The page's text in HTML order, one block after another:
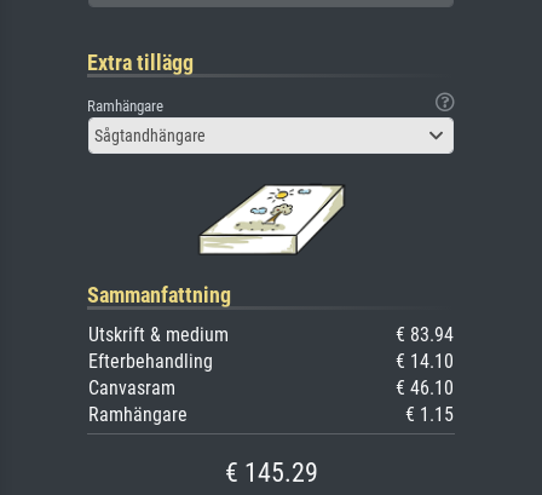
Extra tillägg
Ramhängare
Sågtandhängare
Sammanfattning
Utskrift & medium
€ 83.94
Efterbehandling
€ 14.10
Canvasram
€ 46.10
Ramhängare
€ 1.15
€ 145.29